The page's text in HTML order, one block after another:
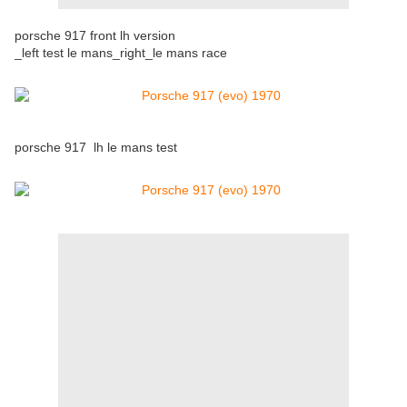
porsche 917 front lh version
_left test le mans_right_le mans race
porsche 917 lh le mans test